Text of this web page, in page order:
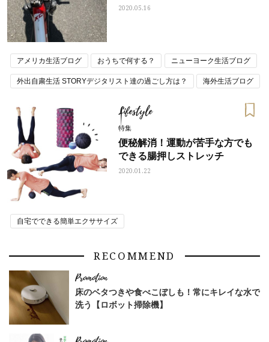
2020.05.16
アメリカ生活ブログ おうちで何する？ ニューヨーク生活ブログ
外出自粛生活 STORYデジタリスト達の過ごし方は？ 海外生活ブログ
Lifestyle
特集
便秘解消！運動が苦手な方でも
できる腸押しストレッチ
2020.01.22
自宅でできる簡単エクササイズ
RECOMMEND
床のベタつきや食べこぼしも！常にキレイな水で
洗う【ロボット掃除機】